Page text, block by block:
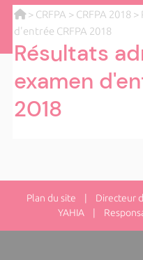
> CRFPA > CRFPA 2018 >
d'entrée CRFPA 2018
Résultats
examen
2018
Plan du site | Directeur
YAHIA |